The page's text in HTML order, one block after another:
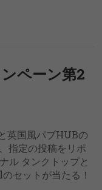
ペーン第2
英国風パブHUBの
指定の投稿をリポ
ル タンクトップと
セットが当たる！